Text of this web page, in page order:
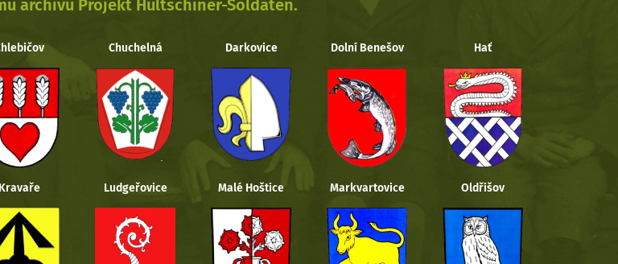
archivu Projekt Hultschiner-Soldaten.
Chuchelná Darkovice Dolní Benešov Hať
Kravaře Ludgeřovice Malé Hoštice Markvartovice Oldřišov